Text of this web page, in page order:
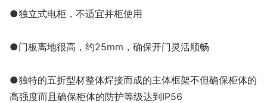
●独立式电柜，不适宜并柜使用
●门板离地很高，约25mm，确保开门灵活顺畅
●独特的五折型材整体焊接而成的主体框架不但确保柜体的
高强度而且确保柜体的防护等级达到IP56